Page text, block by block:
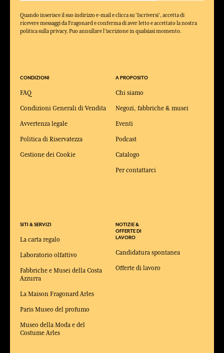
Quando inserisce il suo indirizzo e-mail e clicca su 'Iscriversi', accetta di
ricevere messaggi da Fragonard e conferma di aver letto e accettato la nostra
politica sulla privacy. Puo annullare l'iscrizione in qualsiasi momento.
CONDIZIONI
FAQ
Condizioni Generali di Vendita
Avvertenza legale
Politica di Riservatezza
Gestione dei Cookie
SITI & SERVIZI
La carta regalo
Laboratorio olfattivo
Fabbriche e Musei della Costa
Azzurra
La Maison Fragonard Arles
Paris Museo del profumo
Museo della Moda e del
Costume Arles
A PROPOSITO
Chi siamo
Negozi, fabbriche & musei
Eventi
Podcast
Catalogo
Per contattarci
NOTIZIE &
OFFERTE DI
LAVORO
Candidatura spontanea
Offerte di lavoro